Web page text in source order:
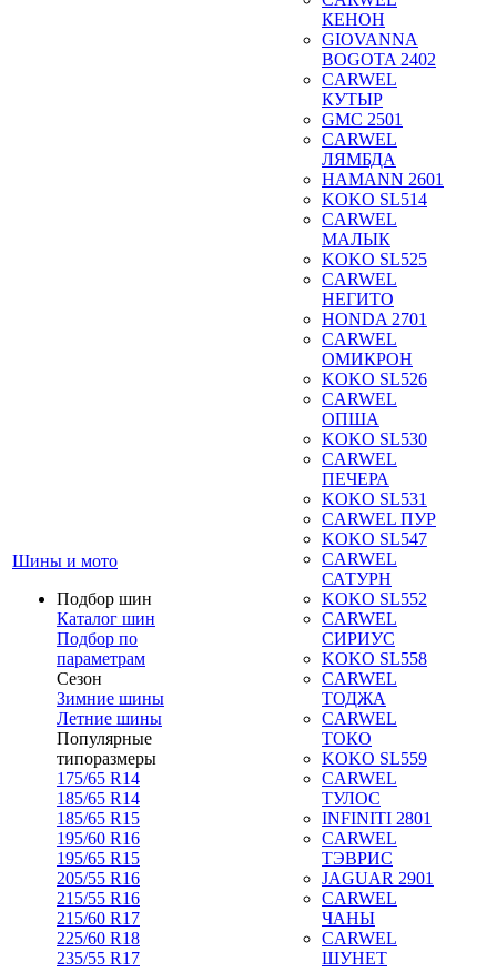
Шины и мото
Подбор шин
Каталог шин
Подбор по
параметрам
Сезон
Зимние шины
Летние шины
Популярные
типоразмеры
175/65 R14
185/65 R14
185/65 R15
195/60 R16
195/65 R15
205/55 R16
215/55 R16
215/60 R17
225/60 R18
235/55 R17
КЕНОН
GIOVANNA
BOGOTA 2402
CARWEL
КУТЫР
GMC 2501
CARWEL
ЛЯМБДА
HAMANN 2601
KOKO SL514
CARWEL
МАЛЫК
KOKO SL525
CARWEL
НЕГИТО
HONDA 2701
CARWEL
ОМИКРОН
KOKO SL526
CARWEL
ОПША
KOKO SL530
CARWEL
ПЕЧЕРА
KOKO SL531
CARWEL ПУР
KOKO SL547
CARWEL
САТУРН
KOKO SL552
CARWEL
СИРИУС
KOKO SL558
CARWEL
ТОДЖА
CARWEL
ТОКО
KOKO SL559
CARWEL
ТУЛОС
INFINITI 2801
CARWEL
ТЭВРИС
JAGUAR 2901
CARWEL
ЧАНЫ
CARWEL
ШУНЕТ